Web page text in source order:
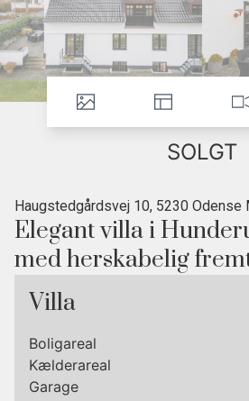
SOLGT
Haugstedgårdsvej 10, 5230 Odense
Elegant villa i
med herskabelig
• Kvalitetsløsninger over alt
• Fredelig vej i Hunderup-kvarteret
• Gåafstand til skov, sø og centrum
Villa
Boligareal
Kælderareal
Garage